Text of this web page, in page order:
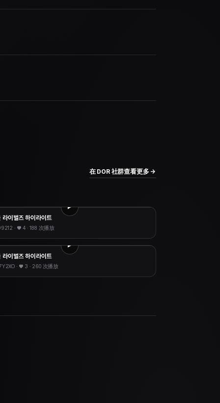
在 DOR 社群查看更多 →
라이벌즈 하이라이트
· ♥4· 188 次播放
라이벌즈 하이라이트
· ♥ 3 · 260 次播放